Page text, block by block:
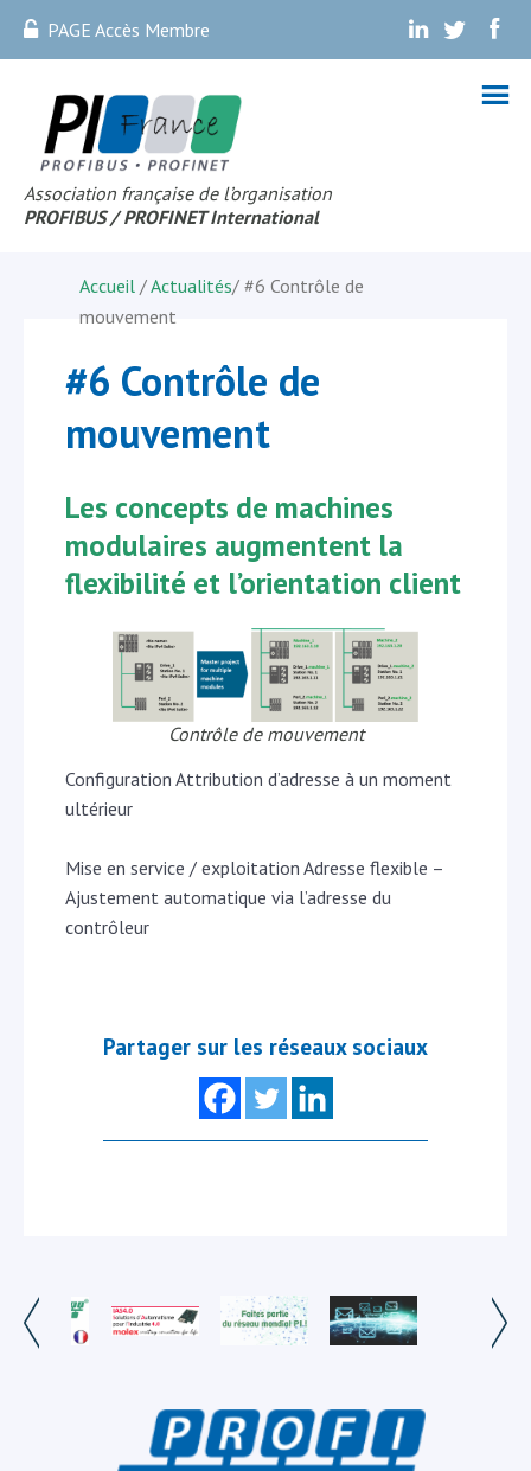
PAGE Accès Membre . . .
Association française de l’organisation
PROFIBUS / PROFINET International
Accueil /Actualités/ #6 Contrôle de
mouvement
#6 Contrôle de
mouvement
Les concepts de machines
modulaires augmentent la
flexibilité et l’orientation client
Contrôle de mouvement
Configuration Attribution d’adresse à un moment
ultérieur
Mise en service / exploitation Adresse flexible –
Ajustement automatique via l’adresse du
contrôleur
Partager sur les réseaux sociaux